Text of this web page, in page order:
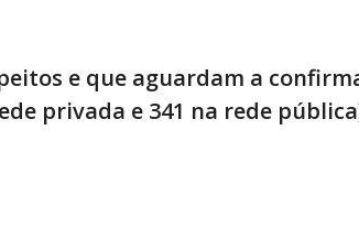
e que aguardam a
privada e 341 na rede